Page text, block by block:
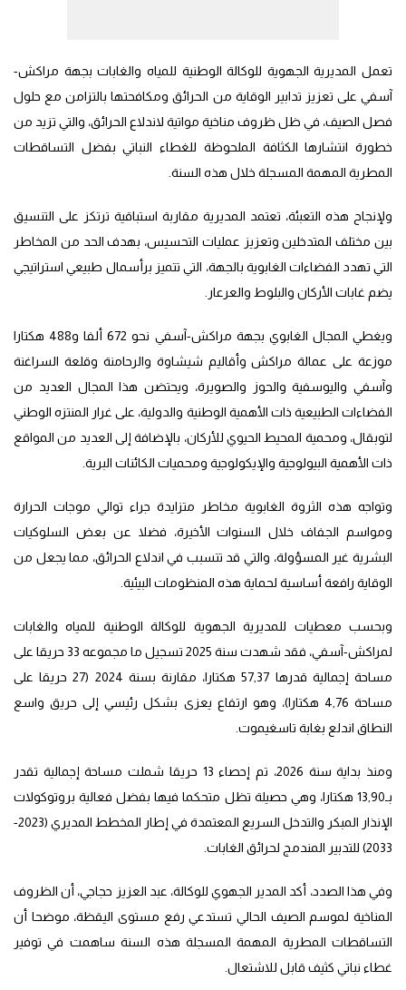
تعمل المديرية الجهوية للوكالة الوطنية للمياه والغابات بجهة مراكش-
آسفي على تعزيز تدابير الوقاية من الحرائق ومكافحتها بالتزامن مع حلول
فصل الصيف، في ظل ظروف مناخية مواتية لاندلاع الحرائق، والتي تزيد من
خطورة انتشارها الكثافة الملحوظة للغطاء النباتي بفضل التساقطات
المطرية المهمة المسجلة خلال هذه السنة.
ولإنجاح هذه التعبئة، تعتمد المديرية مقاربة استباقية ترتكز على التنسيق
بين مختلف المتدخلين وتعزيز عمليات التحسيس، بهدف الحد من المخاطر
التي تهدد الفضاءات الغابوية بالجهة، التي تتميز برأسمال طبيعي استراتيجي
يضم غابات الأركان والبلوط والعرعار.
ويغطي المجال الغابوي بجهة مراكش-آسفي نحو 672 ألفا و488 هكتارا
موزعة على عمالة مراكش وأقاليم شيشاوة والرحامنة وقلعة السراغنة
وآسفي واليوسفية والحوز والصويرة، ويحتضن هذا المجال العديد من
الفضاءات الطبيعية ذات الأهمية الوطنية والدولية، على غرار المنتزه الوطني
لتوبقال، ومحمية المحيط الحيوي للأركان، بالإضافة إلى العديد من المواقع
ذات الأهمية البيولوجية والإيكولوجية ومحميات الكائنات البرية.
وتواجه هذه الثروة الغابوية مخاطر متزايدة جراء توالي موجات الحرارة
ومواسم الجفاف خلال السنوات الأخيرة، فضلا عن بعض السلوكيات
البشرية غير المسؤولة، والتي قد تتسبب في اندلاع الحرائق، مما يجعل من
الوقاية رافعة أساسية لحماية هذه المنظومات البيئية.
وبحسب معطيات للمديرية الجهوية للوكالة الوطنية للمياه والغابات
لمراكش-آسفي، فقد شهدت سنة 2025 تسجيل ما مجموعه 33 حريقا على
مساحة إجمالية قدرها 57,37 هكتارا، مقارنة بسنة 2024 (27 حريقا على
مساحة 4,76 هكتارا)، وهو ارتفاع يعزى بشكل رئيسي إلى حريق واسع
النطاق اندلع بغابة تاسغيموت.
ومنذ بداية سنة 2026، تم إحصاء 13 حريقا شملت مساحة إجمالية تقدر
بـ13,90 هكتارا، وهي حصيلة تظل متحكما فيها بفضل فعالية بروتوكولات
الإنذار المبكر والتدخل السريع المعتمدة في إطار المخطط المديري (2023-
2033) للتدبير المندمج لحرائق الغابات.
وفي هذا الصدد، أكد المدير الجهوي للوكالة، عبد العزيز حجاجي، أن الظروف
المناخية لموسم الصيف الحالي تستدعي رفع مستوى اليقظة، موضحا أن
التساقطات المطرية المهمة المسجلة هذه السنة ساهمت في توفير
غطاء نباتي كثيف قابل للاشتعال.